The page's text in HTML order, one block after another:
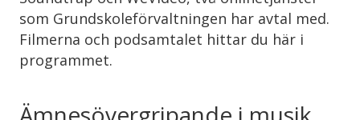
som Grundskoleförvaltningen har avtal med.
Filmerna och podsamtalet hittar du här i
programmet.